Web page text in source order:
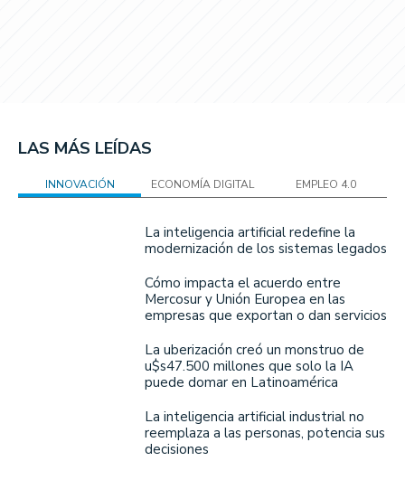
LAS MÁS LEÍDAS
INNOVACIÓN ECONOMÍA DIGITAL EMPLEO 4.0
La inteligencia artificial redefine la
modernización de los sistemas legados
Cómo impacta el acuerdo entre
Mercosur y Unión Europea en las
empresas que exportan o dan servicios
La uberización creó un monstruo de
u$s47.500 millones que solo la IA
puede domar en Latinoamérica
La inteligencia artificial industrial no
reemplaza a las personas, potencia sus
decisiones